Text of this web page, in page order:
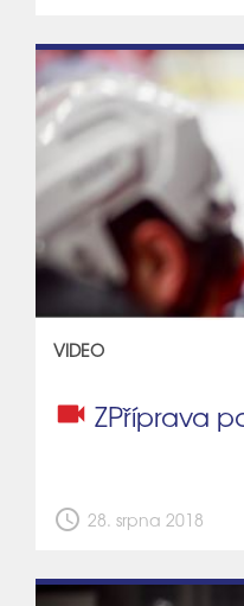
VIDEO
videocam ZPříprava
schedule 28. srpna 2018